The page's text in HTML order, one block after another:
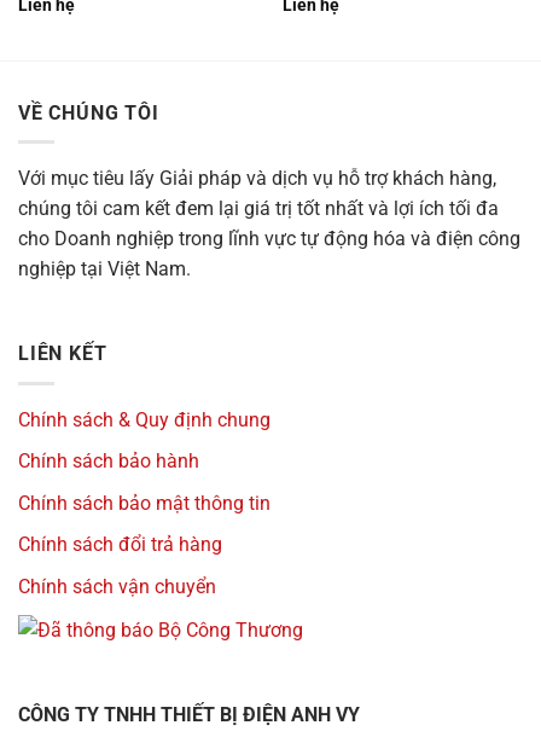
Liên hệ
Liên hệ
VỀ CHÚNG TÔI
Với mục tiêu lấy Giải pháp và dịch vụ hỗ trợ khách hàng,
chúng tôi cam kết đem lại giá trị tốt nhất và lợi ích tối đa
cho Doanh nghiệp trong lĩnh vực tự động hóa và điện công
nghiệp tại Việt Nam.
LIÊN KẾT
Chính sách & Quy định chung
Chính sách bảo hành
Chính sách bảo mật thông tin
Chính sách đổi trả hàng
Chính sách vận chuyển
CÔNG TY TNHH THIẾT BỊ ĐIỆN ANH VY